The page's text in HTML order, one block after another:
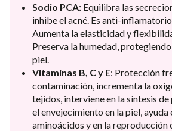
Sodio PCA: Equilibra las
inhibe el acné. Es anti-
Aumenta la elasticidad y
Preserva la humedad,
piel.
Vitaminas B, C y E: Protección
contaminación, incrementa la
tejidos, interviene en la síntesis
el envejecimiento en la piel,
aminoácidos y en la reproducción